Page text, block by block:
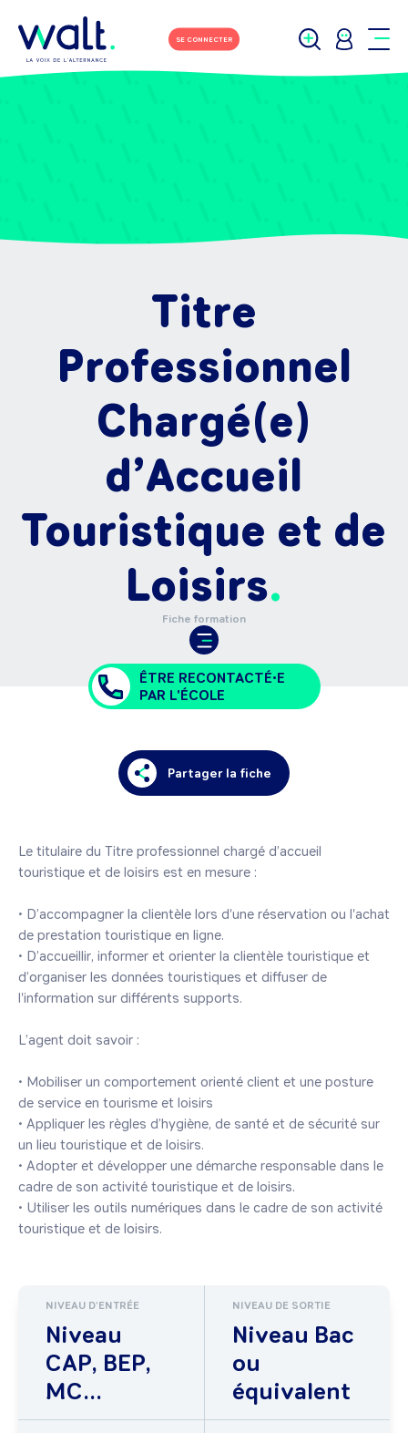
SE CONNECTER
Titre
Professionnel
Chargé(e)
d’Accueil
Touristique et de
Loisirs
Fiche formation
ÊTRE RECONTACTÉ•E
PAR L'ÉCOLE
Partager la fiche
Le titulaire du Titre professionnel chargé d’accueil
touristique et de loisirs est en mesure :
• D’accompagner la clientèle lors d'une réservation ou l'achat
de prestation touristique en ligne.
• D’accueillir, informer et orienter la clientèle touristique et
d’organiser les données touristiques et diffuser de
l'information sur différents supports.
L’agent doit savoir :
• Mobiliser un comportement orienté client et une posture
de service en tourisme et loisirs
• Appliquer les règles d’hygiène, de santé et de sécurité sur
un lieu touristique et de loisirs.
• Adopter et développer une démarche responsable dans le
cadre de son activité touristique et de loisirs.
• Utiliser les outils numériques dans le cadre de son activité
touristique et de loisirs.
NIVEAU D'ENTRÉE
Niveau
CAP, BEP,
MC...
NIVEAU DE SORTIE
Niveau Bac
ou
équivalent